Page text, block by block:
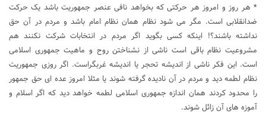
* هر روز و امروز هر حرکتی که بخواهد نافی عنصر جمهوریت باشد یک حرکت
ضدانقلابی است. مگر می شود نظام همان نظام امام باشد و مردم در آن حق
نداشته باشند؟! اینکه کسی بگوید اگر مردم در انتخابات شرکت نکنند هم
مشروعیت نظام باقی است ناشی از نشناختن روح و ماهیت جمهوری اسلامی
است. این فکر ناشی از اندیشه تحجر یا اندیشه غربگراست. اگر روزی جمهوریت
نظام لطمه دید و مردم در آن نادیده گرفته شوند یا مثلا امروز عده ای حق جمهور
را محدود کردند همان اندازه جمهوری اسلامی لطمه خواهد دید که اگر اسلام و
آموزه های آن زائل شوند.